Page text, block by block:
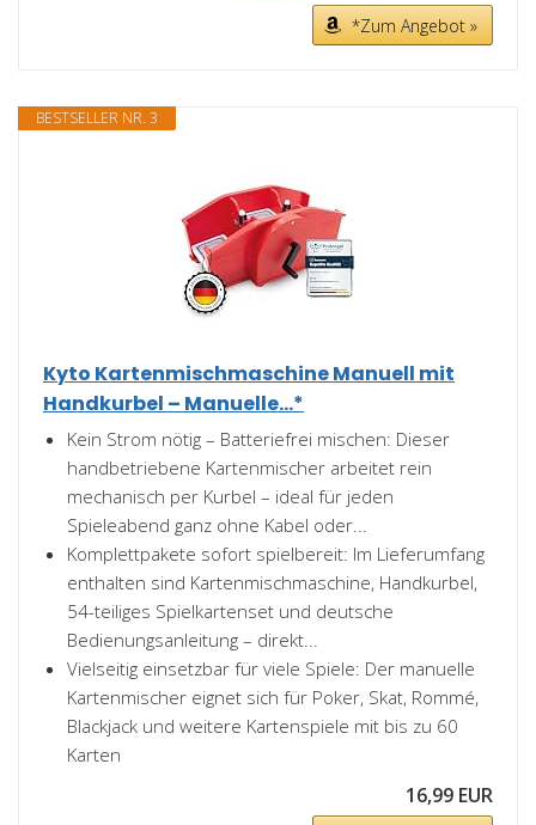
*Zum Angebot »
BESTSELLER NR. 3
Kyto Kartenmischmaschine Manuell mit
Handkurbel – Manuelle...*
Kein Strom nötig – Batteriefrei mischen: Dieser
handbetriebene Kartenmischer arbeitet rein
mechanisch per Kurbel – ideal für jeden
Spieleabend ganz ohne Kabel oder...
Komplettpakete sofort spielbereit: Im Lieferumfang
enthalten sind Kartenmischmaschine, Handkurbel,
54-teiliges Spielkartenset und deutsche
Bedienungsanleitung – direkt...
Vielseitig einsetzbar für viele Spiele: Der manuelle
Kartenmischer eignet sich für Poker, Skat, Rommé,
Blackjack und weitere Kartenspiele mit bis zu 60
Karten
16,99 EUR